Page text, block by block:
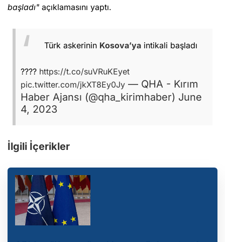
başladı" açıklamasını yaptı.
Türk askerinin Kosova’ya intikali başladı
???? https://t.co/suVRuKEyet
pic.twitter.com/jkXT8Ey0Jy — QHA - Kırım
Haber Ajansı (@qha_kirimhaber) June
4, 2023
İlgili İçerikler